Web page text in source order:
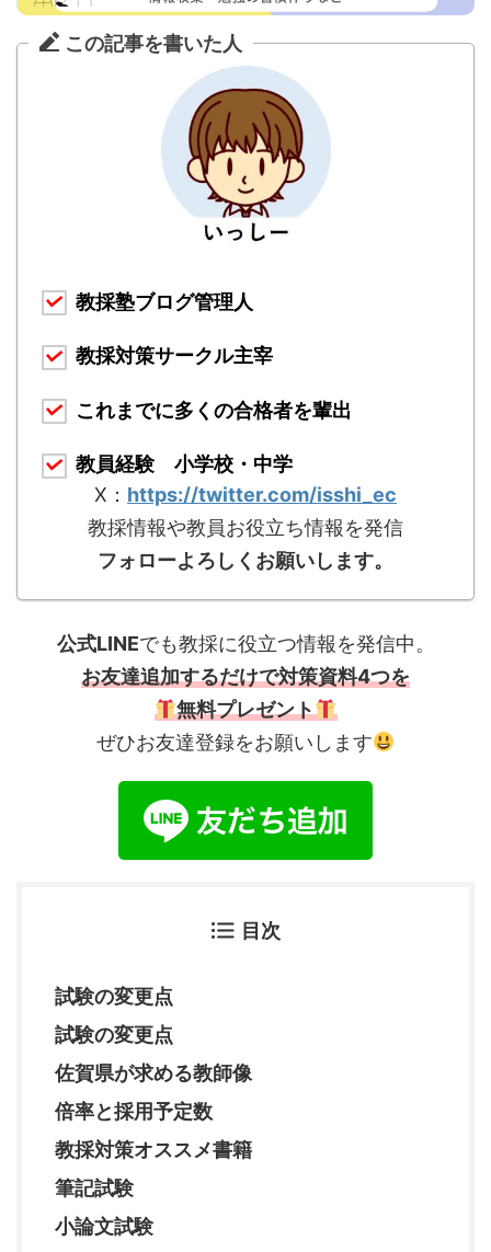
この記事を書いた人
教採塾ブログ管理人
教採対策サークル主宰
これまでに多くの合格者を輩出
教員経験 小学校・中学
X： https://twitter.com/isshi_ec
教採情報や教員お役立ち情報を発信
フォローよろしくお願いします。
公式LINEでも教採に役立つ情報を発信中。
お友達追加するだけで対策資料4つを
無料プレゼント
ぜひお友達登録をお願いします
目次
試験の変更点
試験の変更点
佐賀県が求める教師像
倍率と採用予定数
教採対策オススメ書籍
筆記試験
小論文試験